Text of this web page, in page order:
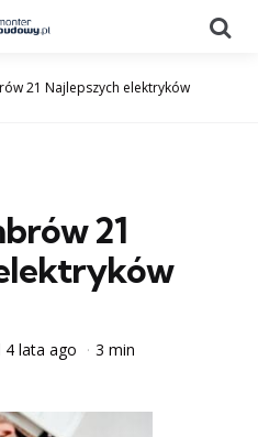
21 Najlepszych elektryków
21
4 lata ago 3 min